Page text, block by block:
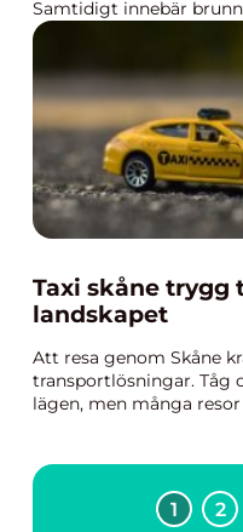
Samtidigt innebär
Taxi skåne trygg transport genom hela
landskapet
Att resa genom Skåne
transportlösningar. Tåg
lägen, men många
1 2